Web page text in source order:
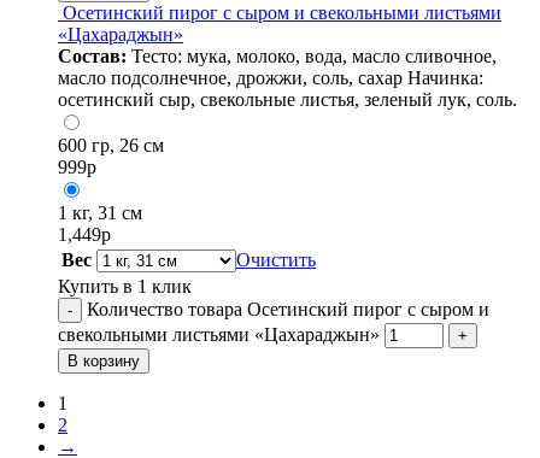
Осетинский пирог с сыром и свекольными листьями
«Цахараджын»
Состав: Тесто: мука, молоко, вода, масло сливочное,
масло подсолнечное, дрожжи, соль, сахар Начинка:
осетинский сыр, свекольные листья, зеленый лук, соль.
600 гр, 26 см
999р
1 кг, 31 см
1,449р
Вес
Очистить
Купить в 1 клик
-
Количество товара Осетинский пирог с сыром и
свекольными листьями «Цахараджын»
+
В корзину
1
2
→